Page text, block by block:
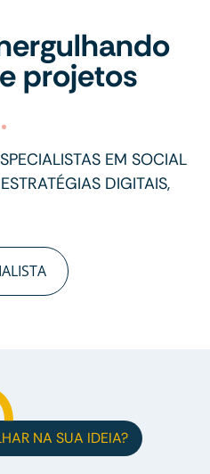
projetos
EM SOCIAL
DIGITAIS,
NA SUA IDEIA?